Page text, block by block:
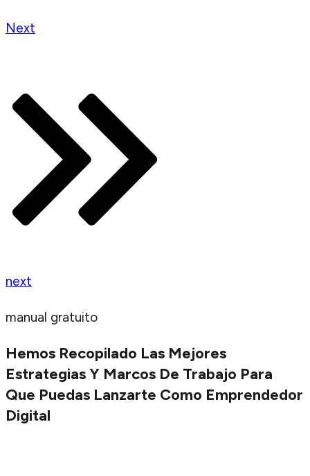
Next
next
manual gratuito
Hemos Recopilado Las Mejores
Estrategias Y Marcos De Trabajo Para
Que Puedas Lanzarte Como Emprendedor
Digital